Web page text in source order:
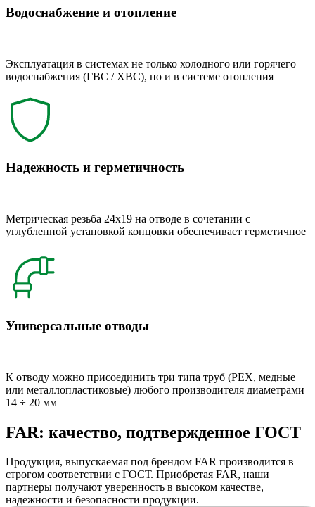
Водоснабжение и отопление
Эксплуатация в системах не только холодного или горячего
водоснабжения (ГВС / ХВС), но и в системе отопления
Надежность и герметичность
Метрическая резьба 24x19 на отводе в сочетании с
углубленной установкой концовки обеспечивает герметичное
Универсальные отводы
К отводу можно присоединить три типа труб (РЕХ, медные
или металлопластиковые) любого производителя диаметрами
14 ÷ 20 мм
FAR: качество, подтвержденное ГОСТ
Продукция, выпускаемая под брендом FAR производится в
строгом соответствии с ГОСТ. Приобретая FAR, наши
партнеры получают уверенность в высоком качестве,
надежности и безопасности продукции.